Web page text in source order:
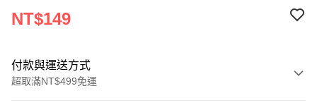
NT$149
付款與運送方式
超取滿NT$499免運